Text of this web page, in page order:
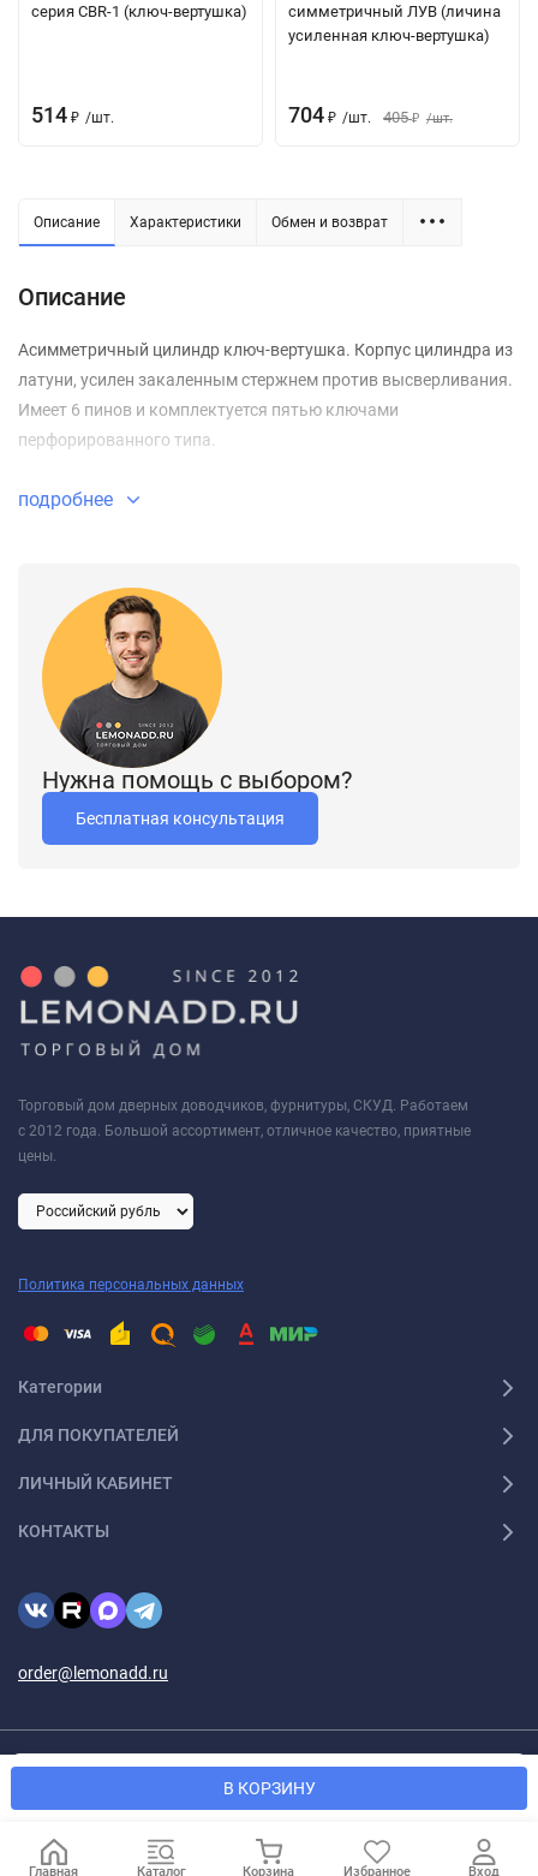
В КОРЗИНУ
серия CBR-1 (ключ-вертушка)
514 ₽ /шт.
симметричный ЛУВ (личина
усиленная ключ-вертушка)
704 ₽ /шт. 405 ₽ /шт.
Описание Характеристики Обмен и возврат
Описание
Асимметричный цилиндр ключ-вертушка. Корпус цилиндра из
латуни, усилен закаленным стержнем против высверливания.
Имеет 6 пинов и комплектуется пятью ключами
перфорированного типа.
подробнее
Нужна помощь с выбором?
Бесплатная консультация
Торговый дом дверных доводчиков, фурнитуры, СКУД. Работаем
с 2012 года. Большой ассортимент, отличное качество, приятные
цены.
Политика персональных данных
Категории
ДЛЯ ПОКУПАТЕЛЕЙ
ЛИЧНЫЙ КАБИНЕТ
КОНТАКТЫ
order@lemonadd.ru
Главная Каталог Корзина Избранное Вход